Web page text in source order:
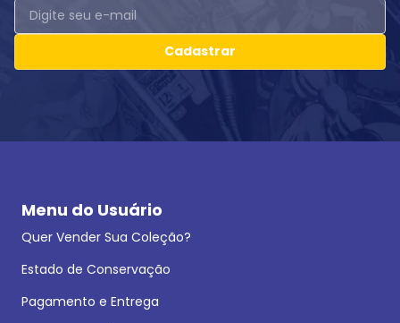
Cadastrar
Menu do Usuário
Quer Vender Sua Coleção?
Estado de Conservação
Pagamento e Entrega